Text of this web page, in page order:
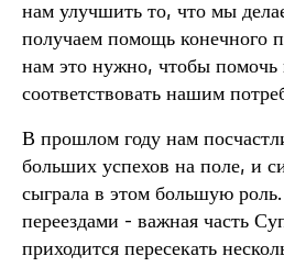
нам улучшить то, что мы
получаем помощь конечного
нам это нужно, чтобы
соответствовать нашим
В прошлом году нам
больших успехов на поле, и
сыграла в этом большую
переездами - важная часть
приходится пересекать